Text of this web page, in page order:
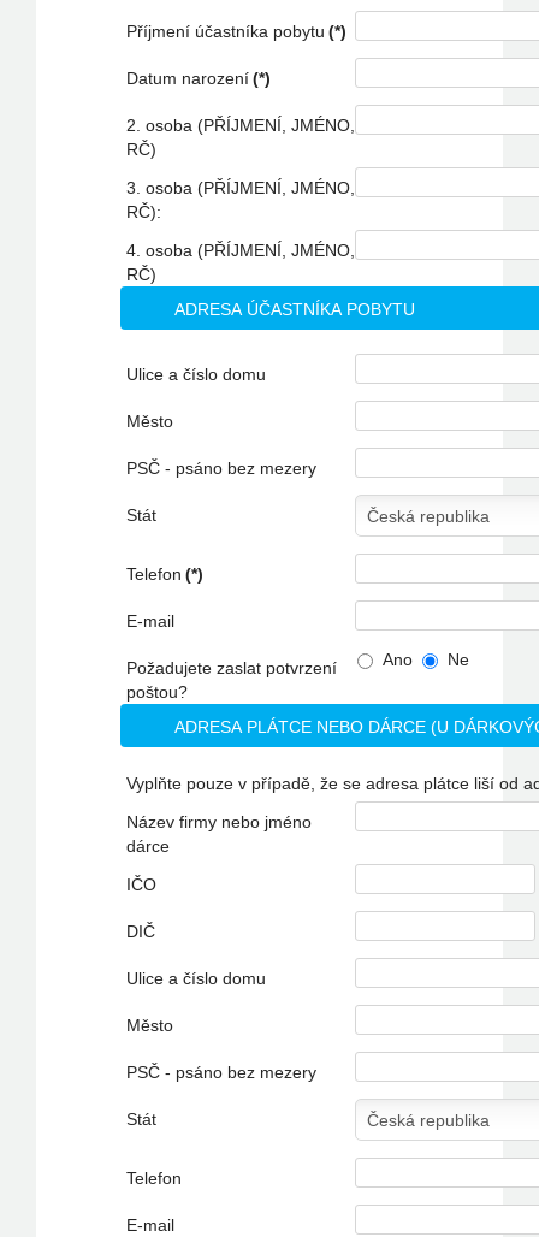
Příjmení účastníka pobytu (*)
Datum narození(*)
2. osoba (PŘÍJMENÍ, JMÉNO,
RČ)
3. osoba (PŘÍJMENÍ, JMÉNO,
RČ):
4. osoba (PŘÍJMENÍ, JMÉNO,
RČ)
ADRESA ÚČASTNÍKA POBYTU
Ulice a číslo domu
Město
PSČ - psáno bez mezery
Stát
Telefon (*)
E-mail
Požadujete zaslat potvrzení
poštou?
Ano Ne
ADRESA PLÁTCE NEBO DÁRCE (U
Vyplňte pouze v případě, že se adresa plátce liší od
Název firmy nebo jméno
dárce
IČO
DIČ
Ulice a číslo domu
Město
PSČ - psáno bez mezery
Stát
Telefon
E-mail